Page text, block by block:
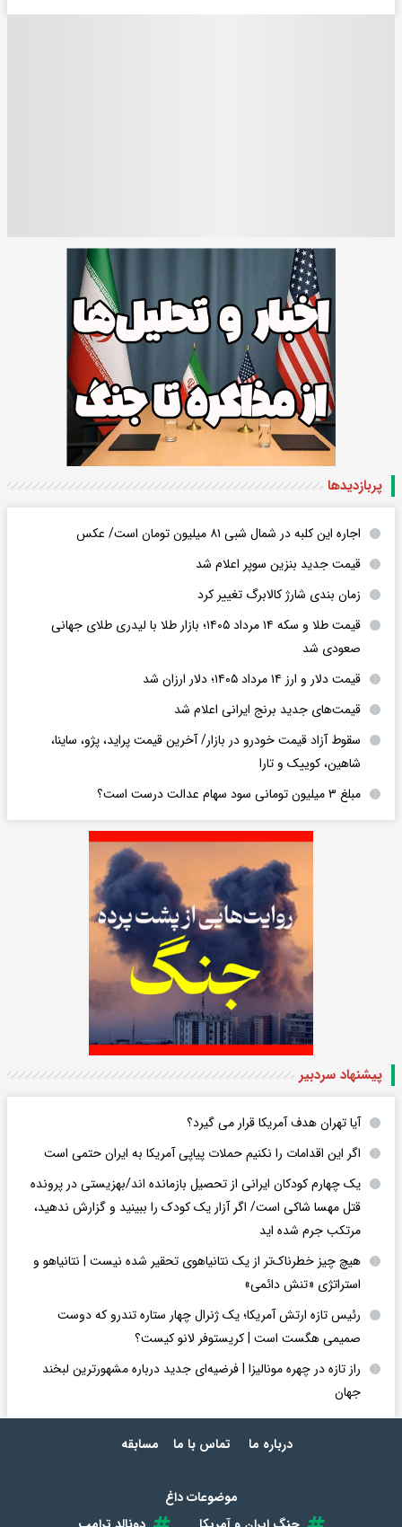
پربازدید‌ها
اجاره این کلبه در شمال شبی ۸۱ میلیون تومان است/ عکس
قیمت جدید بنزین سوپر اعلام شد
زمان بندی شارژ کالابرگ تغییر کرد
قیمت طلا و سکه ۱۴ مرداد ۱۴۰۵؛ بازار طلا با لیدری طلای جهانی
صعودی شد
قیمت دلار و ارز ۱۴ مرداد ۱۴۰۵؛ دلار ارزان شد
قیمت‌های جدید برنج ایرانی اعلام شد
سقوط آزاد قیمت خودرو در بازار/ آخرین قیمت پراید، پژو، ساینا،
شاهین، کوییک و تارا
مبلغ ۳ میلیون تومانی سود سهام عدالت درست است؟
پیشنهاد سردبیر
آیا تهران هدف آمریکا قرار می گیرد؟
اگر این اقدامات را نکنیم حملات پیاپی آمریکا به ایران حتمی است
یک چهارم کودکان ایرانی از تحصیل بازمانده اند/بهزیستی در پرونده
قتل مهسا شاکی است/ اگر آزار یک کودک را ببینید و گزارش ندهید،
مرتکب جرم شده اید
هیچ چیز خطرناک‌تر از یک نتانیاهوی تحقیر شده نیست | نتانیاهو و
استراتژی «تنش دائمی»
رئیس تازه ارتش آمریکا؛ یک ژنرال چهار ستاره تندرو که دوست
صمیمی هگست است | کریستوفر لانو کیست؟
راز تازه در چهره مونالیزا | فرضیه‌ای جدید درباره مشهورترین لبخند
جهان
درباره ما تماس با ما مسابقه
موضوعات داغ